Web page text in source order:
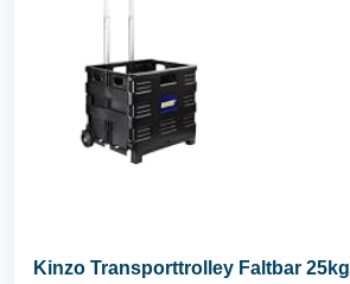
Kinzo Transporttrolley Faltbar 25kg